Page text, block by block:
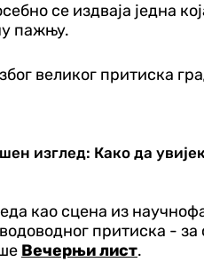
се издваја једна
пажњу.
великог притиска
изглед: Како да
као сцена из
притиска - за
Вечерњи лист.